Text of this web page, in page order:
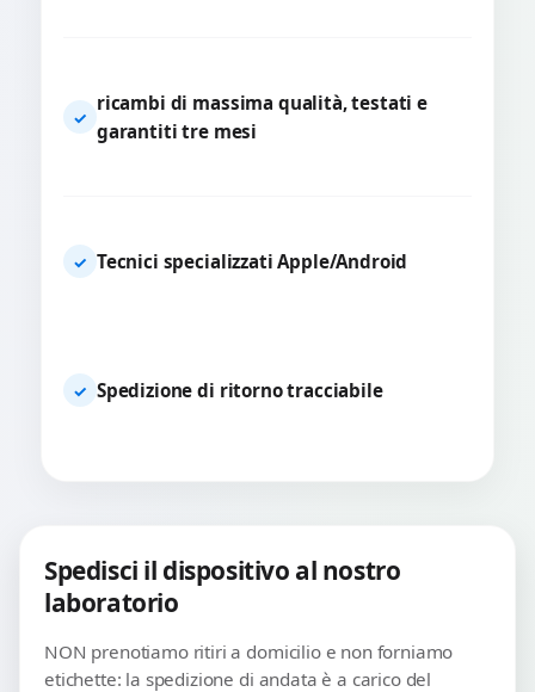
✓
ricambi di massima qualità, testati e
garantiti tre mesi
✓ Tecnici specializzati Apple/Android
✓ Spedizione di ritorno tracciabile
Spedisci il dispositivo al nostro
laboratorio
NON prenotiamo ritiri a domicilio e non forniamo
etichette: la spedizione di andata è a carico del